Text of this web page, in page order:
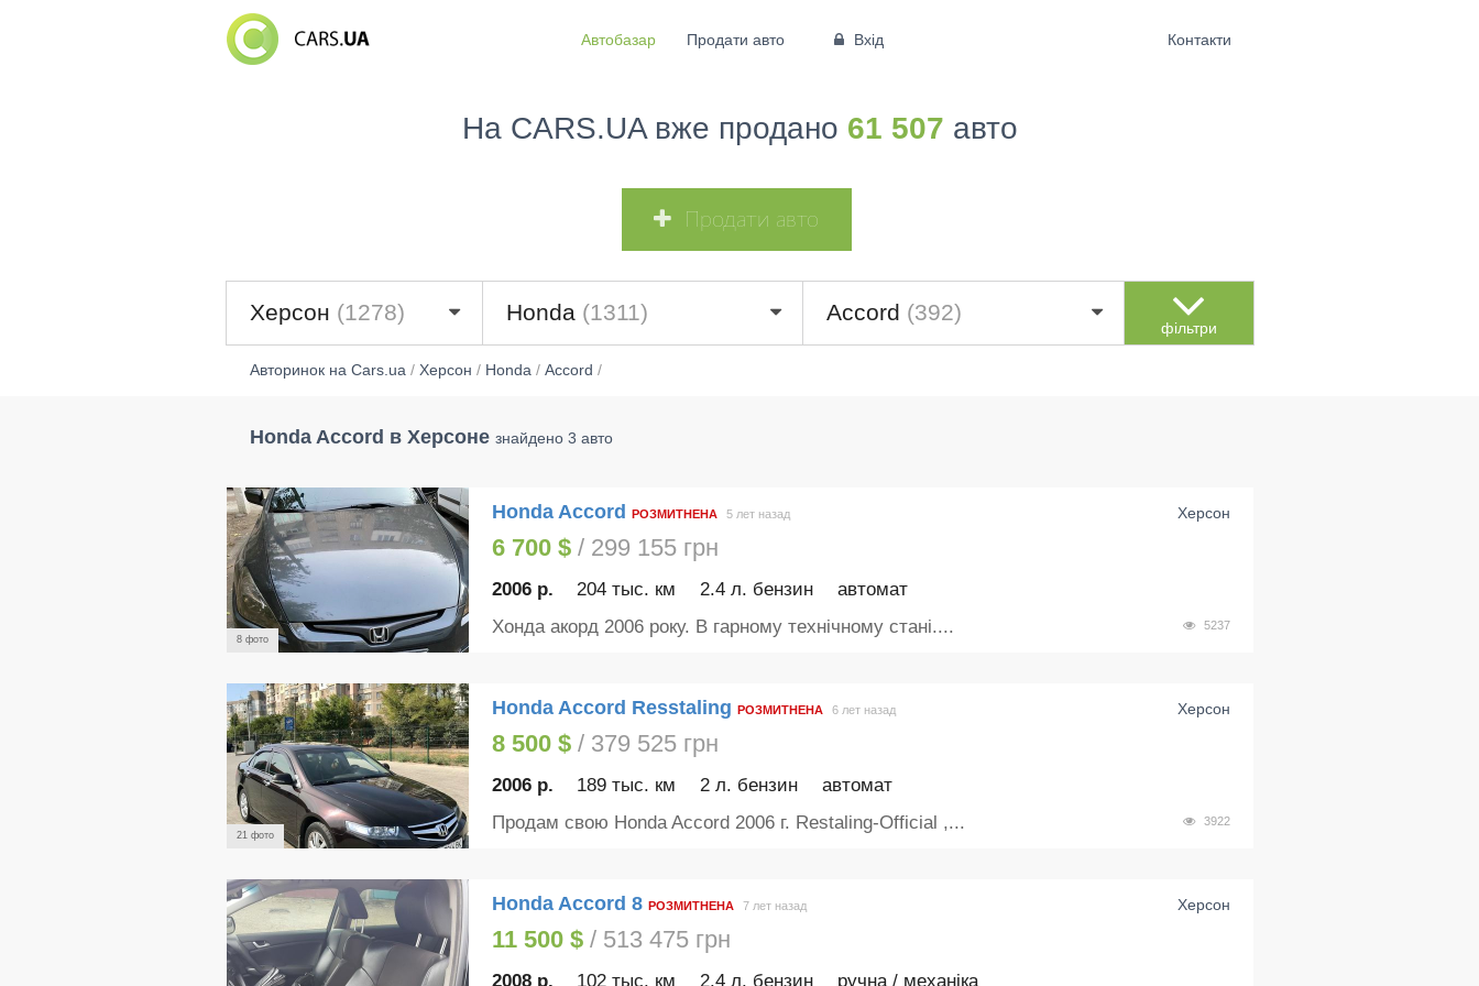
Автобазар Продати авто Вхід Контакти
На CARS.UA вже продано 61 507 авто
Продати авто
Херсон (1278) Honda (1311) Accord (392)
фільтри
Авторинок на Cars.ua/ Херсон / Honda/ Accord /
Honda Accord в Херсоне знайдено 3 авто
8 фото
Honda Accord РОЗМИТНЕНА Херсон
5 лет назад
6 700 $/ 299 155 грн
2006 р. 204 тыс. км 2.4 л. бензин автомат
5237
Хонда акорд 2006 року. В гарному технічному стані....
21 фото
Honda Accord Resstaling РОЗМИТНЕНА Херсон
6 лет назад
8 500 $/ 379 525 грн
2006 р. 189 тыс. км 2 л. бензин автомат
3922
Продам свою Honda Accord 2006 г. Restaling-Official ,...
Honda Accord 8 РОЗМИТНЕНА Херсон
7 лет назад
11 500 $/ 513 475 грн
2008 р. 102 тыс. км 2.4 л. бензин ручна / механіка